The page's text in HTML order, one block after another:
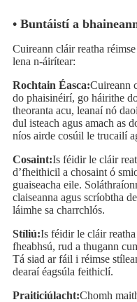
• Buntáistí a
Cuireann cláir reatha
lena n-áirítear:
Rochtain Éasca:Cuireann
do phaisinéirí, go háirithe
theoranta acu, leanaí nó
dul isteach agus amach as
níos airde cosúil le trucailí
Cosaint:Is féidir le cláir
d’fheithicil a chosaint ó
guaiseacha eile.
claiseanna agus scríobtha
láimhe sa charrchlós.
Stíliú:Is féidir le cláir
fheabhsú, rud a thugann
Tá siad ar fáil i réimse
dearaí éagsúla feithiclí.
Praiticiúlacht:Chomh